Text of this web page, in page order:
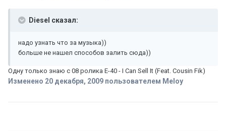
Diesel сказал:
надо узнать что за музыка))
больше не нашел способов залить сюда))
Одну только знаю с 08 ролика E-40 - I Can Sell It (Feat. Cousin Fik)
Изменено 20 декабря, 2009 пользователем Meloy